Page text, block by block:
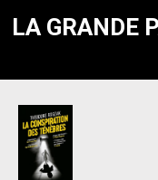
LA GRANDE